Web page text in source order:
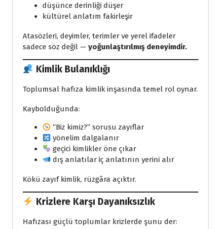
düşünce derinliği düşer
kültürel anlatım fakirleşir
Atasözleri, deyimler, terimler ve yerel ifadeler
sadece söz değil — yoğunlaştırılmış deneyimdir.
Kimlik Bulanıklığı
Toplumsal hafıza kimlik inşasında temel rol oynar.
Kaybolduğunda:
“Biz kimiz?” sorusu zayıflar
yönelim dalgalanır
geçici kimlikler öne çıkar
dış anlatılar iç anlatının yerini alır
Kökü zayıf kimlik, rüzgâra açıktır.
Krizlere Karşı Dayanıksızlık
Hafızası güçlü toplumlar krizlerde şunu der: